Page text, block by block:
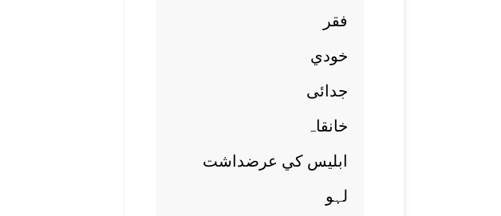
فقر
خودي
جدائی
خانقاہ
ابليس کي عرضداشت
لہو